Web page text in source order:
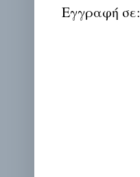
Εγγραφή σε: